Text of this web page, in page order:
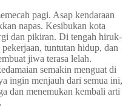
pagi. Asap kendaraan
napas. Kesibukan kota
dan pikiran. Di tengah hiruk-
tuntutan hidup, dan
jiwa terasa lelah.
semakin menguat di
ingin menjauh dari semua ini,
dan menemukan kembali arti